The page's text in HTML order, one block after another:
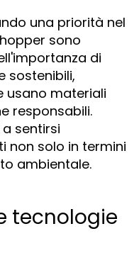
una priorità nel
sono
di
sostenibili,
usano materiali
responsabili.
sentirsi
non solo in termini
ambientale.
tecnologie